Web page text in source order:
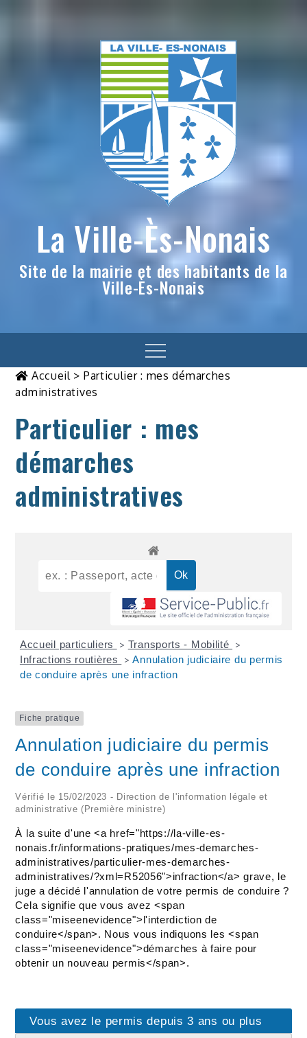
La Ville-Ès-Nonais
Site de la mairie et des habitants de la
Ville-Ès-Nonais
Menu
Accueil> Particulier : mes démarches
administratives
Particulier : mes
démarches
administratives
Accueil particuliers > Transports - Mobilité >
Infractions routières > Annulation judiciaire du permis
de conduire après une infraction
Fiche pratique
Annulation judiciaire du permis
de conduire après une infraction
Vérifié le 15/02/2023 - Direction de l'information légale et
administrative (Première ministre)
À la suite d'une <a href="https://la-ville-es-
nonais.fr/informations-pratiques/mes-demarches-
administratives/particulier-mes-demarches-
administratives/?xml=R52056">infraction</a> grave, le
juge a décidé l'annulation de votre permis de conduire ?
Cela signifie que vous avez <span
class="miseenevidence">l'interdiction de
conduire</span>. Nous vous indiquons les <span
class="miseenevidence">démarches à faire pour
obtenir un nouveau permis</span>.
Vous avez le permis depuis 3 ans ou plus